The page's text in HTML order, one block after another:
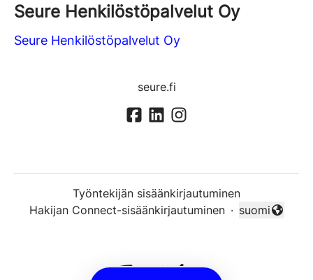
Seure Henkilöstöpalvelut Oy
Seure Henkilöstöpalvelut Oy
seure.fi
Työntekijän sisäänkirjautuminen
Hakijan Connect-sisäänkirjautuminen ·
Vaihda kieli
suomi